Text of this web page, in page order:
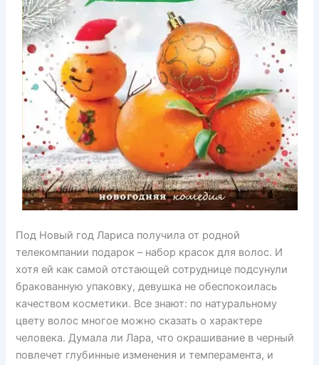
Под Новый год Лариса получила от родной
телекомпании подарок – набор красок для волос. И
хотя ей как самой отстающей сотруднице подсунули
бракованную упаковку, девушка не обеспокоилась
качеством косметики. Все знают: по натуральному
цвету волос многое можно сказать о характере
человека. Думала ли Лара, что окрашивание в черный
повлечет глубинные изменения и темперамента, и